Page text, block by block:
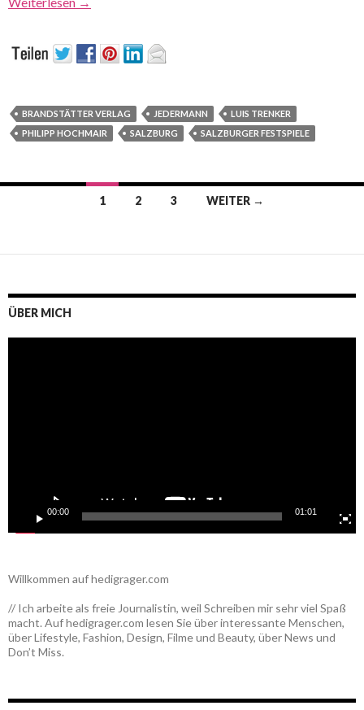
BRANDSTÄTTER VERLAG JEDERMANN
LUIS TRENKER
PHILIPP HOCHMAIR
SALZBURG SALZBURGER FESTSPIELE
1 2 3 WEITER →
ÜBER MICH
00:00 01:01
Willkommen auf hedigrager.com
// Ich arbeite als freie Journalistin, weil Schreiben mir sehr viel Spaß
macht. Auf hedigrager.com lesen Sie über interessante Menschen,
über Lifestyle, Fashion, Design, Filme und Beauty, über News und
Don’t Miss.